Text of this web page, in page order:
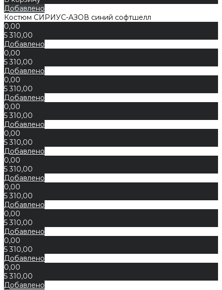
Добавлено
Костюм СИРИУС-АЗОВ синий софтшелл
0,00
5 310,00
Добавлено
0,00
5 310,00
Добавлено
0,00
5 310,00
Добавлено
0,00
5 310,00
Добавлено
0,00
5 310,00
Добавлено
0,00
5 310,00
Добавлено
0,00
5 310,00
Добавлено
0,00
5 310,00
Добавлено
0,00
5 310,00
Добавлено
0,00
5 310,00
Добавлено